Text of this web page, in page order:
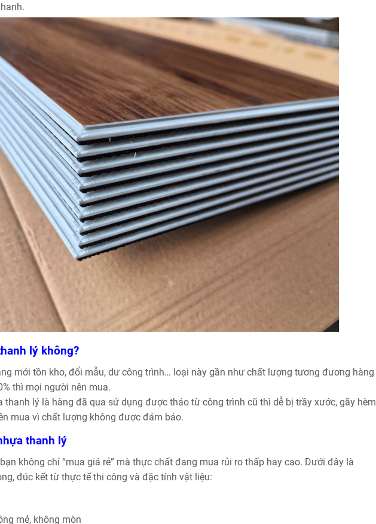
lý không?
mới tồn kho, đổi mẫu, dư công trình… loại này gần như chất lượng tương đương hàng
thì mọi người nên mua.
lý là hàng đã qua sử dụng được tháo từ công trình cũ thì dễ bị trầy xước, gãy hèm
mua vì chất lượng không được đảm bảo.
thanh lý
không chỉ “mua giá rẻ” mà thực chất đang mua rủi ro thấp hay cao. Dưới đây là
đúc kết từ thực tế thi công và đặc tính vật liệu:
mẻ, không mòn